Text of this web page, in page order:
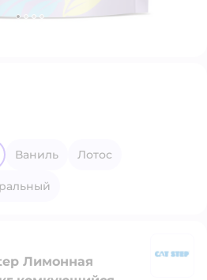
Ваниль Лотос
Лимонная